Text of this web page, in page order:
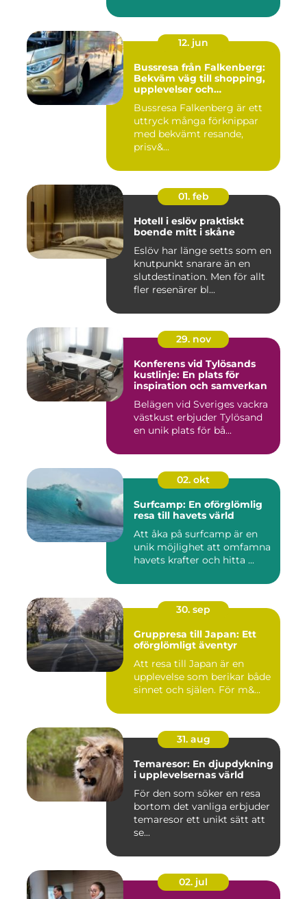
12. jun
Bussresa från Falkenberg:
Bekväm väg till shopping,
upplevelser och
Bussresa Falkenberg är ett
uttryck många förknippar
med bekvämt resande,
prisv&...
01. feb
Hotell i eslöv praktiskt
boende mitt i skåne
Eslöv har länge setts som en
knutpunkt snarare än en
slutdestination. Men för allt
fler resenärer bl...
29. nov
Konferens vid Tylösands
kustlinje: En plats för
inspiration och samverkan
Belägen vid Sveriges vackra
västkust erbjuder Tylösand
en unik plats för bå...
02. okt
Surfcamp: En oförglömlig
resa till havets värld
Att åka på surfcamp är en
unik möjlighet att omfamna
havets krafter och hitta ...
30. sep
Gruppresa till Japan: Ett
oförglömligt äventyr
Att resa till Japan är en
upplevelse som berikar både
sinnet och själen. För m&...
31. aug
Temaresor: En djupdykning
i upplevelsernas värld
För den som söker en resa
bortom det vanliga erbjuder
temaresor ett unikt sätt att
se...
02. jul